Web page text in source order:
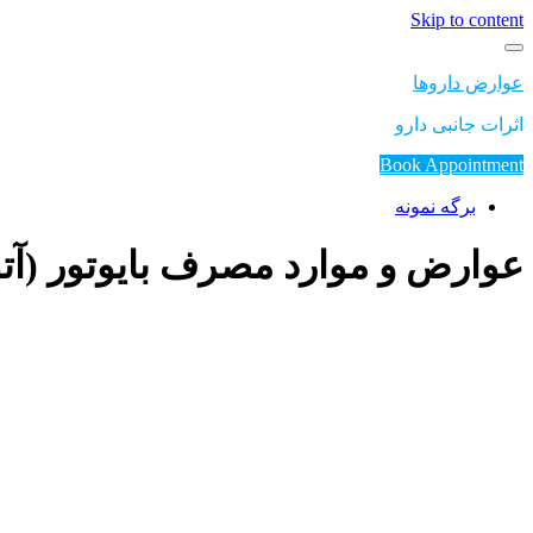
Skip to content
عوارض داروها
اثرات جانبی دارو
Book Appointment
برگه نمونه
عوارض و موارد مصرف بایوتور